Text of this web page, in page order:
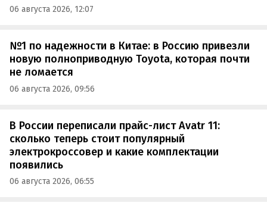
06 августа 2026, 12:07
№1 по надежности в Китае: в Россию привезли
новую полноприводную Toyota, которая почти
не ломается
06 августа 2026, 09:56
В России переписали прайс-лист Avatr 11:
сколько теперь стоит популярный
электрокроссовер и какие комплектации
появились
06 августа 2026, 06:55